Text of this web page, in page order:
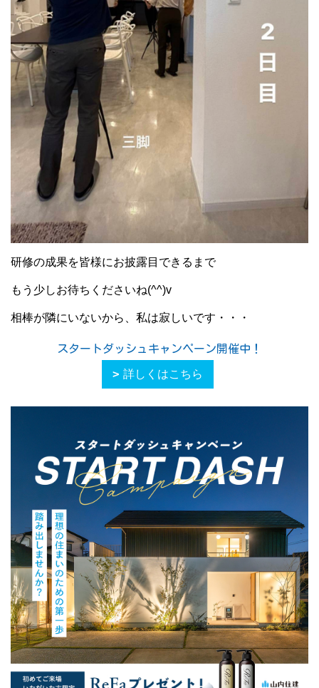
研修の成果を皆様にお披露目できるまで
もう少しお待ちくださいね(^^)v
相棒が隣にいないから、私は寂しいです・・・
スタートダッシュキャンペーン開催中！
詳しくはこちら